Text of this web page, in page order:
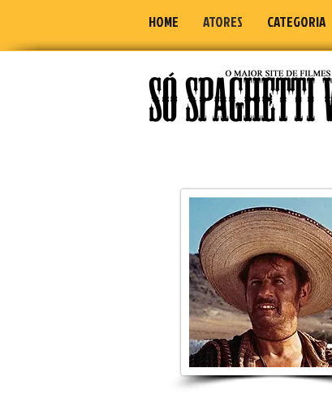
HOME ATORES CATEGORIA